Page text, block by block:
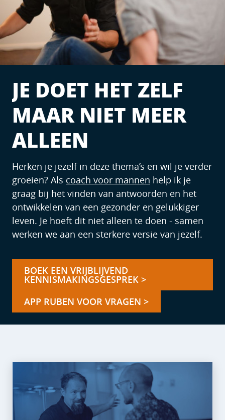
JE DOET HET ZELF
MAAR NIET MEER
ALLEEN
Herken je jezelf in deze thema’s en wil je verder
groeien? Als coach voor mannen help ik je
graag bij het vinden van antwoorden en het
ontwikkelen van een gezonder en gelukkiger
leven. Je hoeft dit niet alleen te doen - samen
werken we aan een sterkere versie van jezelf.
BOEK EEN VRIJBLIJVEND
KENNISMAKINGSGESPREK >
APP RUBEN VOOR VRAGEN >